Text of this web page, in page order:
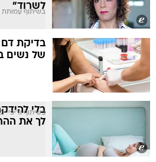
לשרוד"
בשיתוף עמותת
בדיקת
של נשים
בלי
לך את
בשיתוף